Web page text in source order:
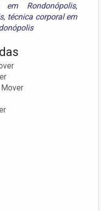
em Rondonópolis,
, técnica corporal em